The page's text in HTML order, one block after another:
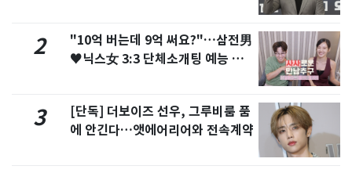
2
"10억 버는데 9억 써요?"…삼전男
♥닉스女 3:3 단체소개팅 예능 화
3
[단독] 더보이즈 선우, 그루비룸 품
에 안긴다…앳에어리어와 전속계약